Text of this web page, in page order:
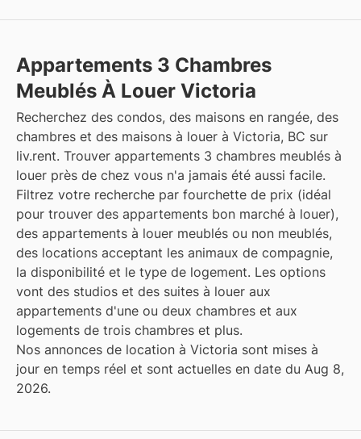
Appartements 3 Chambres
Meublés À Louer Victoria
Recherchez des condos, des maisons en rangée, des
chambres et des maisons à louer à Victoria, BC sur
liv.rent. Trouver appartements 3 chambres meublés à
louer près de chez vous n'a jamais été aussi facile.
Filtrez votre recherche par fourchette de prix (idéal
pour trouver des appartements bon marché à louer),
des appartements à louer meublés ou non meublés,
des locations acceptant les animaux de compagnie,
la disponibilité et le type de logement. Les options
vont des studios et des suites à louer aux
appartements d'une ou deux chambres et aux
logements de trois chambres et plus.
Nos annonces de location à Victoria sont mises à
jour en temps réel et sont actuelles en date du Aug 8,
2026.